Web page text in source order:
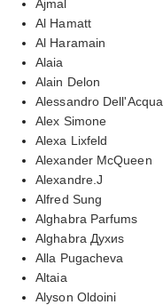
Ajmal
Al Hamatt
Al Haramain
Alaia
Alain Delon
Alessandro Dell'Acqua
Alex Simone
Alexa Lixfeld
Alexander McQueen
Alexandre.J
Alfred Sung
Alghabra Parfums
Alghabra Духиs
Alla Pugacheva
Altaia
Alyson Oldoini